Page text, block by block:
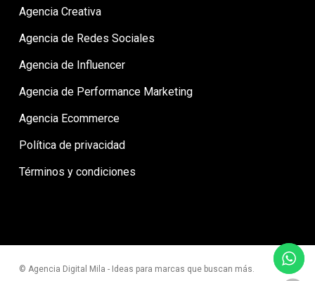
Agencia Creativa
Agencia de Redes Sociales
Agencia de Influencer
Agencia de Performance Marketing
Agencia Ecommerce
Política de privacidad
Términos y condiciones
© Agencia Digital Mila - Ideas para marcas que buscan más.